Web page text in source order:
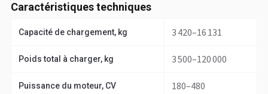
Caractéristiques techniques
Capacité de chargement, kg 3 420–16 131
Poids total à charger, kg 3 500–120 000
Puissance du moteur, CV 180–480